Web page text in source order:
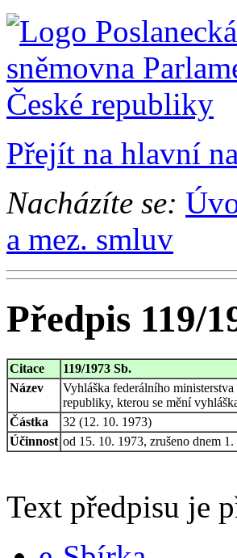
Přejít na hlavní
Nacházíte se:
a mez. smluv
Předpis 119/
Citace
119/1973 Sb.
Název
Vyhláška federálního
republiky, kterou se mění
Částka
32 (12. 10. 1973)
Účinnost od 15. 10. 1973, zrušeno dnem
Text předpisu je